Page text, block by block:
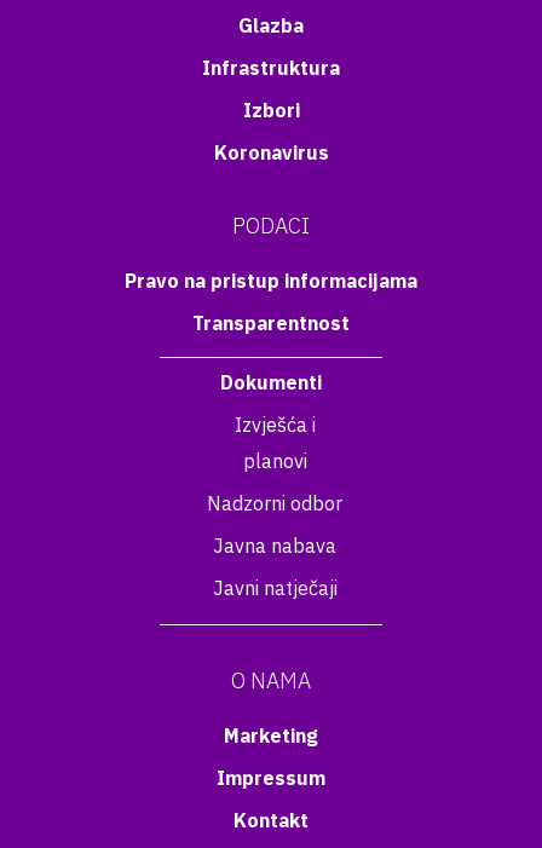
Glazba
Infrastruktura
Izbori
Koronavirus
PODACI
Pravo na pristup informacijama
Transparentnost
Dokumenti
Izvješća i
planovi
Nadzorni odbor
Javna nabava
Javni natječaji
O NAMA
Marketing
Impressum
Kontakt